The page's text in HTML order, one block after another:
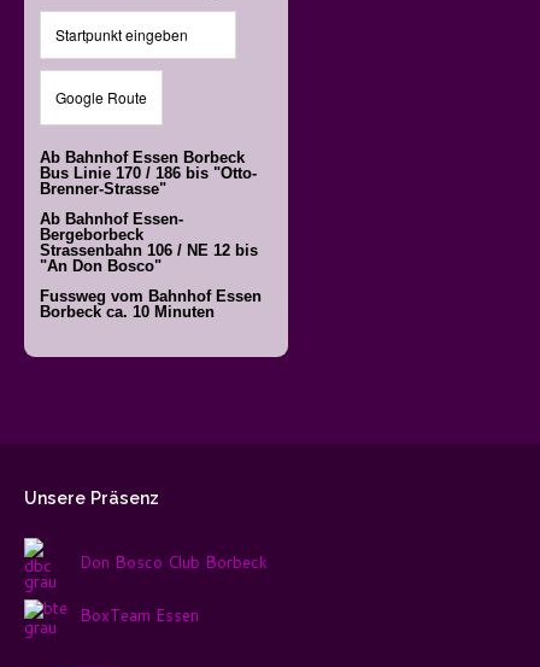
Ab Bahnhof Essen Borbeck
Bus Linie 170 / 186 bis "Otto-
Brenner-Strasse"
Ab Bahnhof Essen-
Bergeborbeck
Strassenbahn 106 / NE 12 bis
"An Don Bosco"
Fussweg vom Bahnhof Essen
Borbeck ca. 10 Minuten
Unsere Präsenz
Don Bosco Club Borbeck
BoxTeam Essen